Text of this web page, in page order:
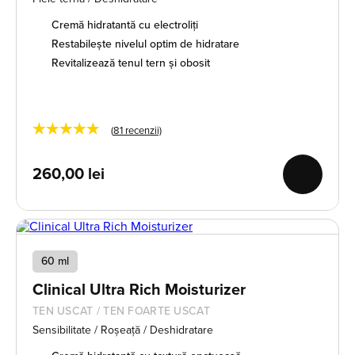
Cremă hidratantă cu electroliți
Restabilește nivelul optim de hidratare
Revitalizează tenul tern și obosit
★★★★★ (81 recenzii)
260,00 lei
60 ml
Clinical Ultra Rich Moisturizer
TEN USCAT / TEN FOARTE USCAT
Sensibilitate / Roșeață / Deshidratare